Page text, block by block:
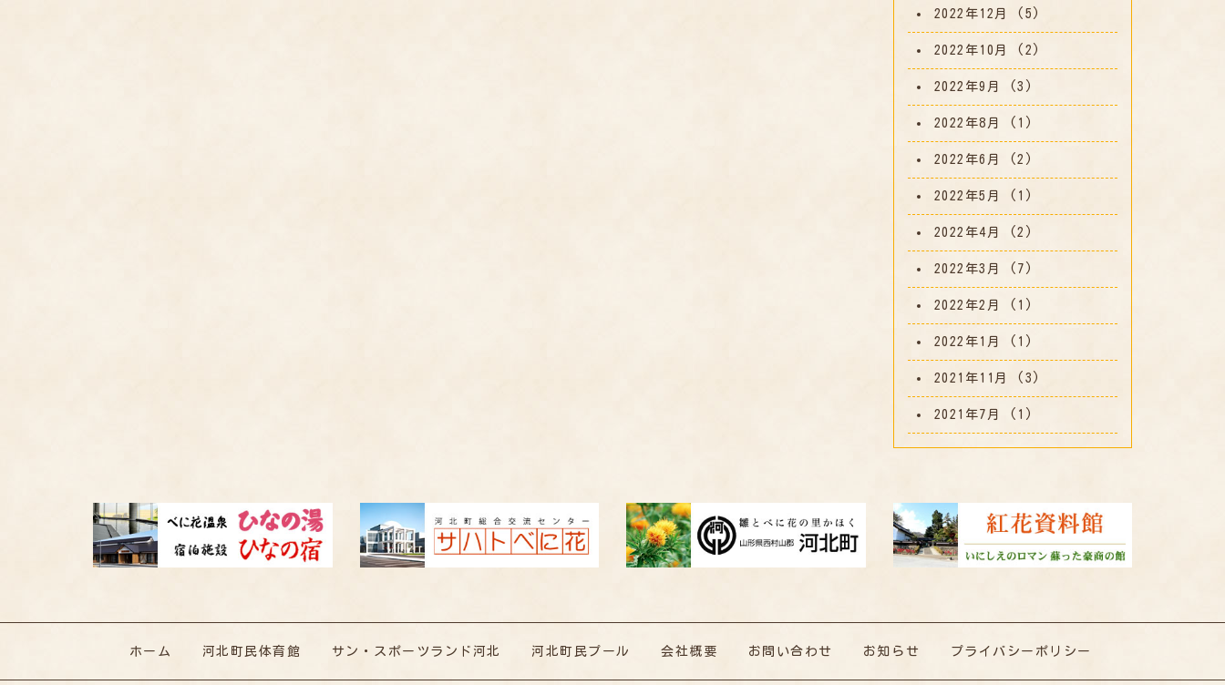
2022年12月 (5)
2022年10月 (2)
2022年9月 (3)
2022年8月 (1)
2022年6月 (2)
2022年5月 (1)
2022年4月 (2)
2022年3月 (7)
2022年2月 (1)
2022年1月 (1)
2021年11月 (3)
2021年7月 (1)
ホーム 河北町民体育館 サン・スポーツランド河北 河北町民プール 会社概要 お問い合わせ お知らせ プライバシーポリシー